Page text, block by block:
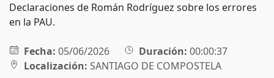
Declaraciones de Román Rodríguez sobre los errores
en la PAU.
Fecha: 05/06/2026 Duración: 00:00:37
Localización: SANTIAGO DE COMPOSTELA